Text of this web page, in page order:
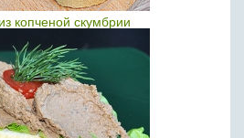
копченой скумбрии